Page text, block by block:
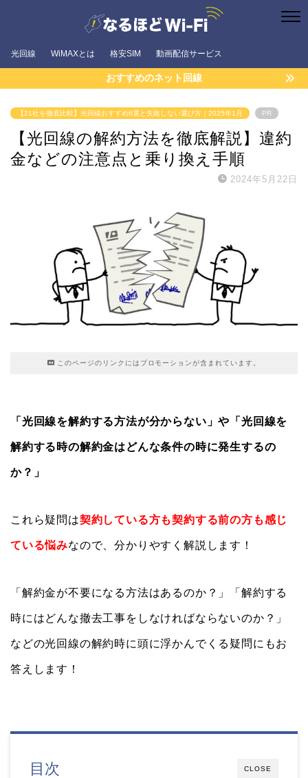
光回線 WiMAXとは 格安SIM 動画配信サービス
おすすめのネット回線
【21社を徹底比較】光回線おすすめ6選と失敗しない選び方｜2025年1月 PR
【光回線の解約方法を徹底解説】違約
金などの注意点と乗り換え手順
2024年5月22日
このページのリンクにはプロモーションが含まれています。
「光回線を解約する方法が分からない」や「光回線を
解約する時の解約金はどんな条件の時に発生するの
か？」
これら疑問は契約している方も契約する前の方も感じ
ている悩みなので、分かりやすく解説します！
「解約金が不要になる方法はあるのか？」「解約する
時にはどんな撤去工事をしなければならないのか？」
などの光回線の解約時に頭に浮かんでくる疑問にもお
答えします！
CLOSE
目次